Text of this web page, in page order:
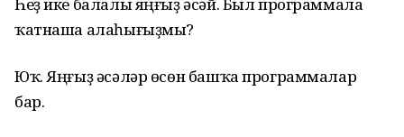
ҡатнаша алаһығыҙмы?
Юҡ. Яңғыҙ әсәләр өсөн башҡа программалар
бар.